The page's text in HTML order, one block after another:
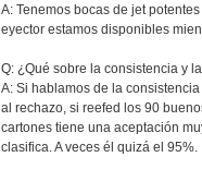
A: Tenemos bocas de jet
eyector estamos disponibles
Q: ¿Qué sobre la consistencia y
A: Si hablamos de la
al rechazo, si reefed los 90
cartones tiene una aceptación
clasifica. A veces él quizá el 95%.